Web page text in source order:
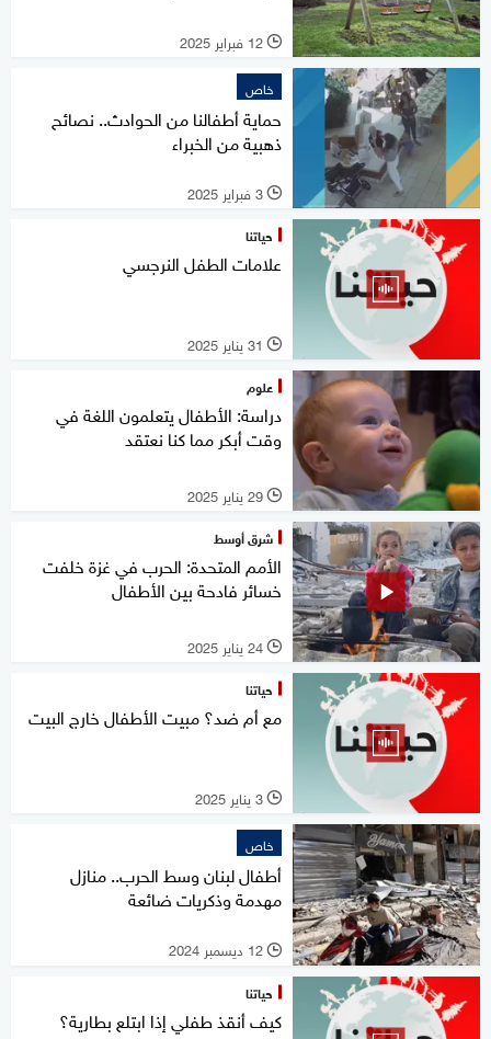
l 12 فبراير 2025
خاص
حماية أطفالنا من الحوادث.. نصائح
ذهبية من الخبراء
l 3 فبراير 2025
حياتنا
علامات الطفل النرجسي
l 31 يناير 2025
علوم
دراسة: الأطفال يتعلمون اللغة في
وقت أبكر مما كنا نعتقد
l 29 يناير 2025
شرق أوسط
الأمم المتحدة: الحرب في غزة خلفت
خسائر فادحة بين الأطفال
l 24 يناير 2025
حياتنا
مع أم ضد؟ مبيت الأطفال خارج البيت
l 3 يناير 2025
خاص
أطفال لبنان وسط الحرب.. منازل
مهدمة وذكريات ضائعة
l 12 ديسمبر 2024
حياتنا
كيف أنقذ طفلي إذا ابتلع بطارية؟